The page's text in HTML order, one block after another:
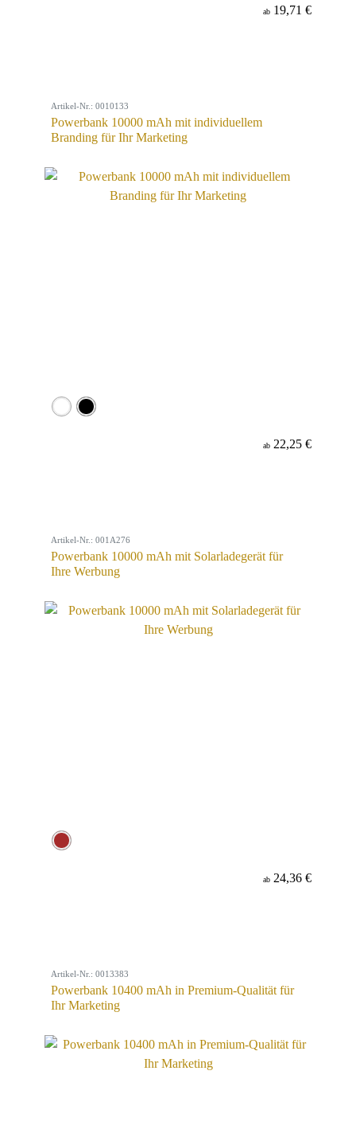
ab 19,71 €
Artikel-Nr.: 0010133
Powerbank 10000 mAh mit individuellem
Branding für Ihr Marketing
ab 22,25 €
Artikel-Nr.: 001A276
Powerbank 10000 mAh mit Solarladegerät für
Ihre Werbung
ab 24,36 €
Artikel-Nr.: 0013383
Powerbank 10400 mAh in Premium-Qualität für
Ihr Marketing